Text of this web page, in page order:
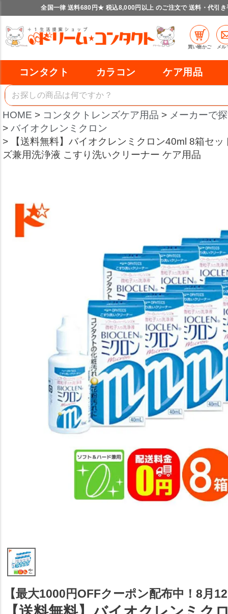
全国一律 送料680円★ 税込8,000円以上 のご注文で 送料・代引き
買い物かご メル
コンタクト カラコン ケア用品
HOME コンタクトレンズケア用品
メーカーで
バイオクレンミクロン
【送料無料】バイオクレンミクロン40ml 8箱セ
ズ兼用洗浄液 こすり洗いクリーナー ケア用品
【最大1000円OFFクーポン配布中！8月